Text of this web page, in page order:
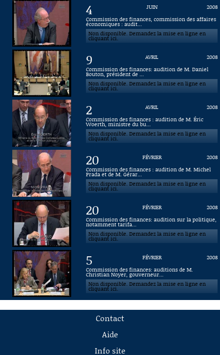
4 JUIN
2008
Commission des finances, commission des affaires
économiques : audit...
Non disponible. Demandez la mise en ligne en
cliquant ici.
9 AVRIL
2008
Commission des finances: audition de M. Daniel
Bouton, président de ...
Non disponible. Demandez la mise en ligne en
cliquant ici.
2 AVRIL
2008
Commission des finances : audition de M. Éric
Woerth, ministre du bu...
Non disponible. Demandez la mise en ligne en
cliquant ici.
20 FÉVRIER
2008
Commission des finances : audition de M. Michel
Prada et de M. Gérar...
Non disponible. Demandez la mise en ligne en
cliquant ici.
20 FÉVRIER
2008
Commission des finances: audition sur la politique,
notamment tarifa...
Non disponible. Demandez la mise en ligne en
cliquant ici.
5 FÉVRIER
2008
Commission des finances: auditions de M.
Christian Noyer, gouverneur...
Non disponible. Demandez la mise en ligne en
cliquant ici.
Contact
Aide
Info site